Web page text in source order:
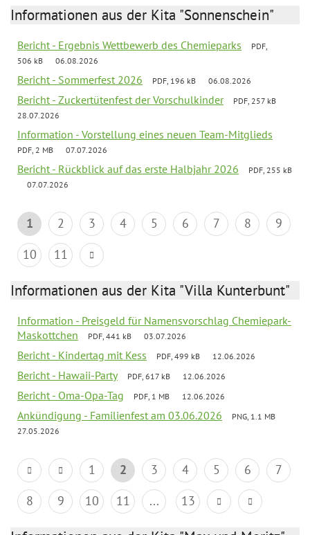
Informationen aus der Kita "Sonnenschein"
Bericht - Ergebnis Wettbewerb des Chemieparks
PDF,
506 kB
06.08.2026
Bericht - Sommerfest 2026 PDF, 196 kB 06.08.2026
Bericht - Zuckertütenfest der Vorschulkinder
PDF, 257 kB
28.07.2026
Information - Vorstellung eines neuen Team-Mitglieds
PDF, 2 MB 07.07.2026
Bericht - Rückblick auf das erste Halbjahr 2026
PDF, 255 kB
07.07.2026
1 2 3 4 5 6 7 8
9
10
11
Informationen aus der Kita "Villa Kunterbunt"
Information - Preisgeld für Namensvorschlag Chemiepark-
Maskottchen
PDF, 441 kB 03.07.2026
Bericht - Kindertag mit Kess PDF, 499 kB 12.06.2026
Bericht - Hawaii-Party PDF, 617 kB 12.06.2026
Bericht - Oma-Opa-Tag PDF, 1 MB 12.06.2026
Ankündigung - Familienfest am 03.06.2026
PNG, 1.1 MB
27.05.2026
1 2 3 4 5 6
7
8
9 10 11 ... 13